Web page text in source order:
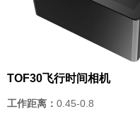
TOF30飞行时间相机
工作距离： 0.45-0.8